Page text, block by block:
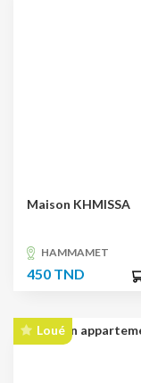
Maison KHMISSA
HAMMAMET
450 TND
Loué